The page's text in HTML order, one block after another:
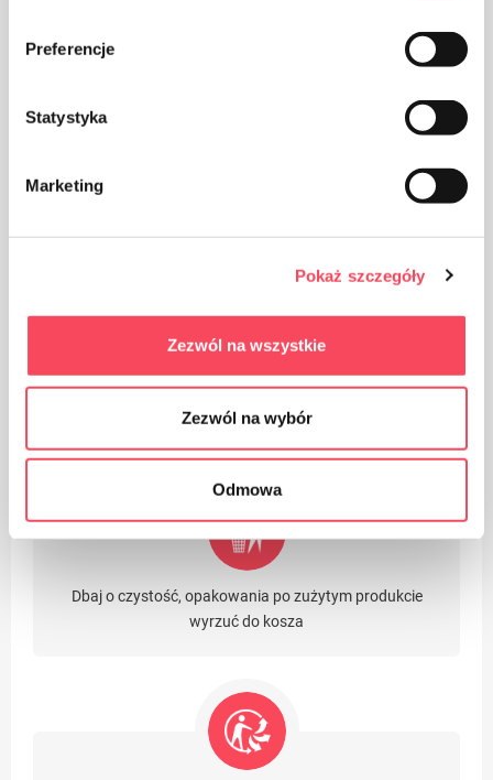
Preferencje
Statystyka
Marketing
Pokaż szczegóły
Zezwól na wszystkie
Zezwól na wybór
Odmowa
Opakowanie wykonane z Polipropylenu, PP uważany
naszego zdrowia
Dbaj o czystość, opakowania po zużytym produkcie
wyrzuć do kosza